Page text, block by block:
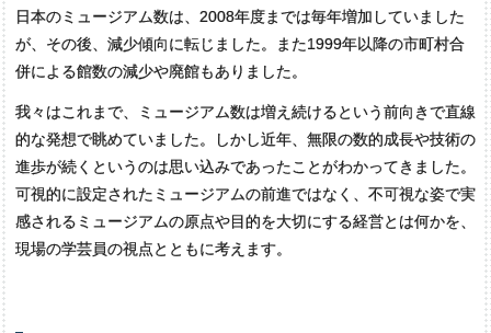
日本のミュージアム数は、2008年度までは毎年増加していました
が、その後、減少傾向に転じました。また1999年以降の市町村合
併による館数の減少や廃館もありました。
我々はこれまで、ミュージアム数は増え続けるという前向きで直線
的な発想で眺めていました。しかし近年、無限の数的成長や技術の
進歩が続くというのは思い込みであったことがわかってきました。
可視的に設定されたミュージアムの前進ではなく、不可視な姿で実
感されるミュージアムの原点や目的を大切にする経営とは何かを、
現場の学芸員の視点とともに考えます。